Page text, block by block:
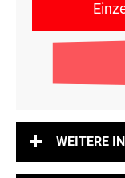
WEITERE